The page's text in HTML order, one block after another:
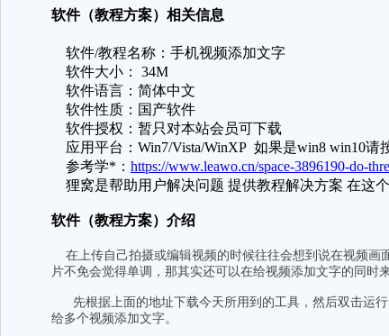
软件（教程方案）相关信息
软件/教程名称：手机视频添加文字
软件大小： 34M
软件语言：简体中文
软件性质：国产软件
软件授权：暂只对本站会员可下载
应用平台：Win7/Vista/WinXP 如果是win8 win10请
参考学*： https://www.leawo.cn/space-3896190-do-
狸窝是帮助用户解决问题 提供教程解决方案 在这
软件（教程方案） 介绍
在上传自己拍摄或编辑视频的时候往往会想到说在视频
片不免会觉得单调，那其实还可以在给视频添加文字的同时
先根据上面的地址下载今天所用到的工具，然后双击运行
给多个视频添加文字。